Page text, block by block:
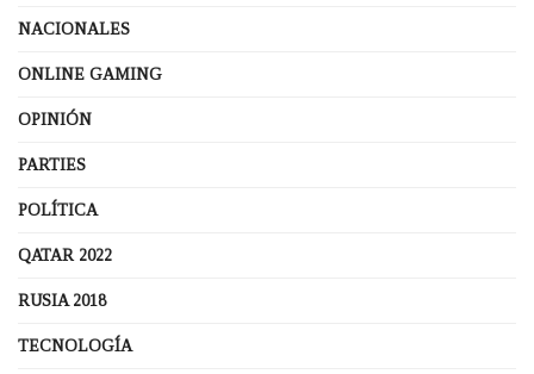
NACIONALES
ONLINE GAMING
OPINIÓN
PARTIES
POLÍTICA
QATAR 2022
RUSIA 2018
TECNOLOGÍA